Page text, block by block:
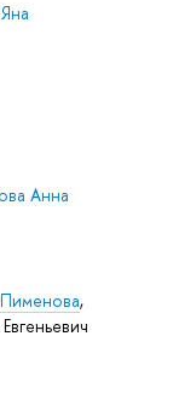
Анна
,